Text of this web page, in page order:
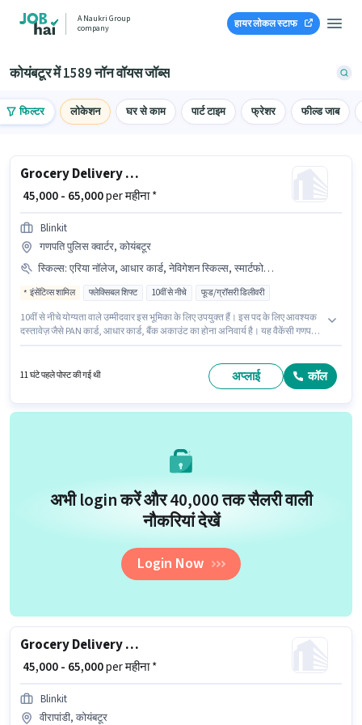
A Naukri Group
company
हायर लोकल स्टाफ
कोयंबटूर में 1589 नॉन वॉयस जॉब्स
फिल्टर लोकेशन घर से काम पार्ट टाइम फ्रेशर फील्ड जाब
Grocery Delivery Boy
₹ 45,000 - 65,000per महीना *
Blinkit
गणपति पुलिस क्वार्टर, कोयंबटूर
स्किल्स: एरिया नॉलेज, आधार कार्ड, नेविगेशन स्किल्स, स्मार्टफोन, बैंक अकाउंट, PAN कार्ड, टू-व्हीलर ड्राइविंग, बाइक
इंसेंटिव्स शामिल फ्लेक्सिबल शिफ्ट 10वीं से नीचे फूड/ग्रॉसरी डिलीवरी
10वीं से नीचे योग्यता वाले उम्मीदवार इस भूमिका के लिए उपयुक्त हैं। इस पद के लिए आवश्यक
दस्तावेज़ जैसे PAN कार्ड, आधार कार्ड, बैंक अकाउंट का होना अनिवार्य है। यह वैकेंसी गणपति
वेतन ₹65000 रहेगा। इस भूमिका के लिए उम्मीदवार के पास एरिया नॉलेज, टू-व्हीलर ड्राइविंग,
11 घंटे पहले पोस्ट की गई थी अप्लाई कॉल
अभी login करें और ₹40,000 तक सैलरी वाली
नौकरियां देखें
Login Now
Grocery Delivery Boy
₹ 45,000 - 65,000per महीना *
Blinkit
वीरापांडी, कोयंबटूर